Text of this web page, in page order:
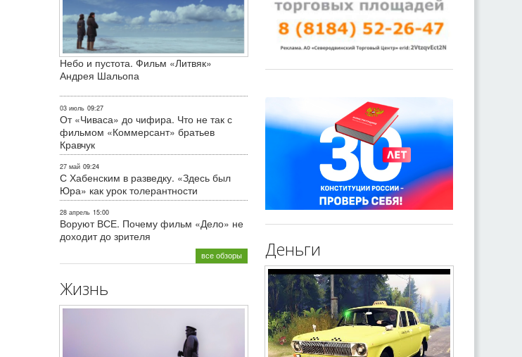
Небо и пустота. Фильм «Литвяк»
Андрея Шальопа
03 июль 09:27
От «Чиваса» до чифира. Что не так с
фильмом «Коммерсант» братьев
Кравчук
27 май 09:24
С Хабенским в разведку. «Здесь был
Юра» как урок толерантности
28 апрель 15:00
Воруют ВСЕ. Почему фильм «Дело» не
доходит до зрителя
все обзоры
Жизнь
Деньги